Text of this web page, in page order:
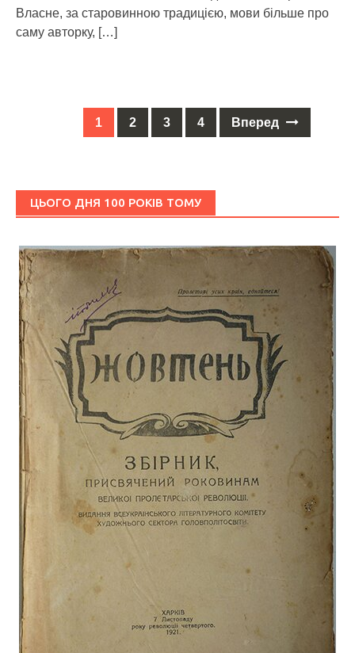
Власне, за старовинною традицією, мови більше про
саму авторку, […]
1 2 3 4 Вперед
ЦЬОГО ДНЯ 100 РОКІВ ТОМУ